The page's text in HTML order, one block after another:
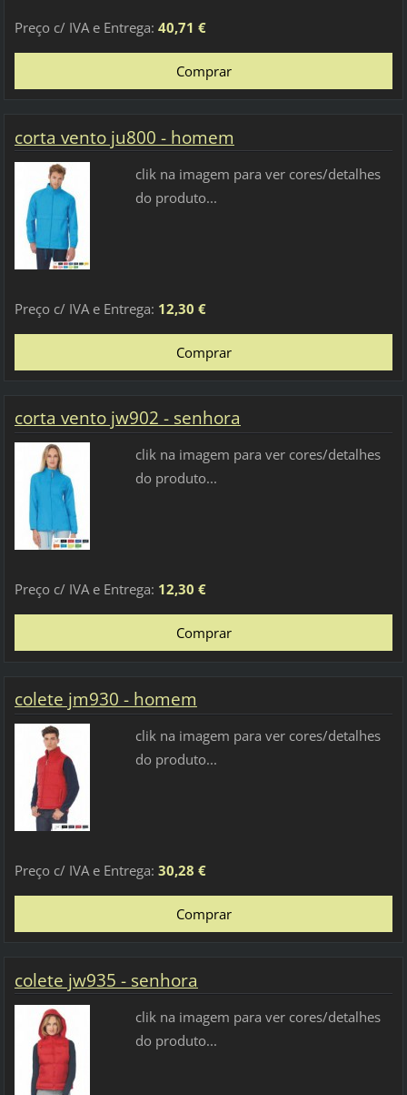
Preço c/ IVA e Entrega: 40,71 €
corta vento ju800 - homem
clik na imagem para ver cores/detalhes
do produto...
Preço c/ IVA e Entrega: 12,30 €
corta vento jw902 - senhora
clik na imagem para ver cores/detalhes
do produto...
Preço c/ IVA e Entrega: 12,30 €
colete jm930 - homem
clik na imagem para ver cores/detalhes
do produto...
Preço c/ IVA e Entrega: 30,28 €
colete jw935 - senhora
clik na imagem para ver cores/detalhes
do produto...